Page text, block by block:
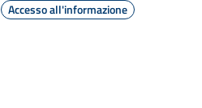
Accesso all'informazione